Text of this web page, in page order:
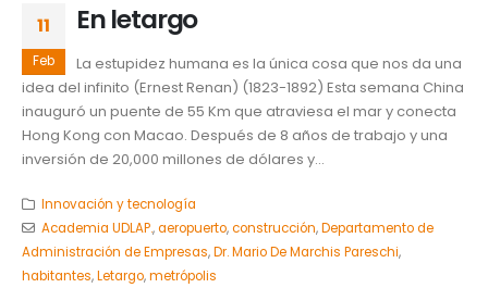
11
Feb
En letargo
La estupidez humana es la única cosa que nos da una
idea del infinito (Ernest Renan) (1823-1892) Esta semana China
inauguró un puente de 55 Km que atraviesa el mar y conecta
Hong Kong con Macao. Después de 8 años de trabajo y una
inversión de 20,000 millones de dólares y...
Innovación y tecnología
Academia UDLAP.,aeropuerto,construcción,Departamento de
Administración de Empresas,Dr. Mario De Marchis Pareschi,
habitantes,Letargo,metrópolis